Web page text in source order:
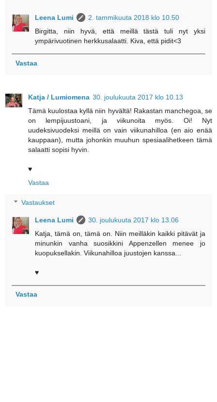
Leena Lumi
2. tammikuuta 2018 klo 10.50
Birgitta, niin hyvä, että meillä tästä tuli nyt yksi
ympärivuotinen herkkusalaatti. Kiva, että pidit<3
Vastaa
Katja / Lumiomena 30. joulukuuta 2017 klo 10.13
Tämä kuulostaa kyllä niin hyvältä! Rakastan manchegoa, se
on lempijuustoani, ja viikunoita myös. Oi! Nyt
uudeksivuodeksi meillä on vain viikunahilloa (en aio enää
kauppaan), mutta johonkin muuhun spesiaalihetkeen tämä
salaatti sopisi hyvin.
♥
Vastaa
Vastaukset
Leena Lumi
30. joulukuuta 2017 klo 13.06
Katja, tämä on, tämä on. Niin meilläkin kaikki pitävät ja
minunkin vanha suosikkini Appenzellen menee jo
kuopuksellakin. Viikunahilloa juustojen kanssa...
♥
Vastaa